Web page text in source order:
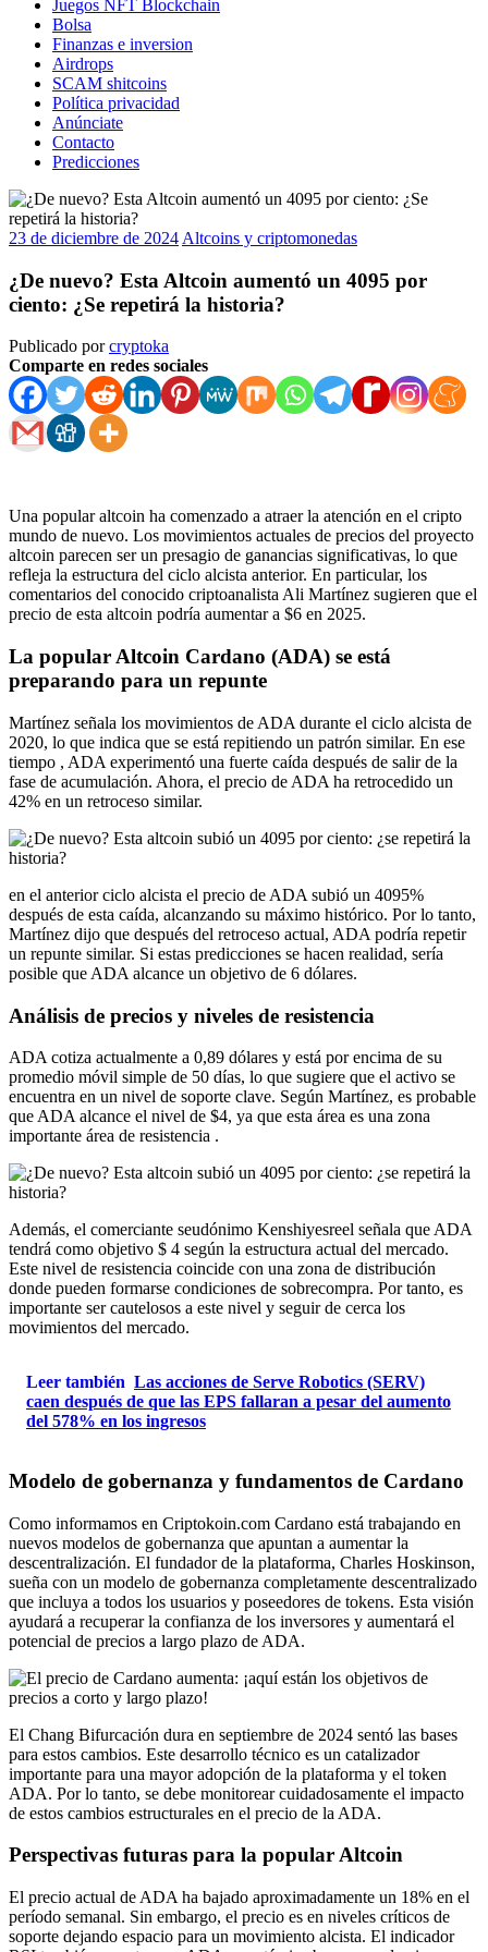
Juegos NFT Blockchain
Bolsa
Finanzas e inversion
Airdrops
SCAM shitcoins
Política privacidad
Anúnciate
Contacto
Predicciones
23 de diciembre de 2024 Altcoins y criptomonedas
¿De nuevo? Esta Altcoin aumentó un 4095 por
ciento: ¿Se repetirá la historia?
Publicado porcryptoka
Comparte en redes sociales
Una popular altcoin ha comenzado a atraer la atención en el cripto
mundo de nuevo. Los movimientos actuales de precios del proyecto
altcoin parecen ser un presagio de ganancias significativas, lo que
refleja la estructura del ciclo alcista anterior. En particular, los
comentarios del conocido criptoanalista Ali Martínez sugieren que el
precio de esta altcoin podría aumentar a $6 en 2025.
La popular Altcoin Cardano (ADA) se está
preparando para un repunte
Martínez señala los movimientos de ADA durante el ciclo alcista de
2020, lo que indica que se está repitiendo un patrón similar. En ese
tiempo , ADA experimentó una fuerte caída después de salir de la
fase de acumulación. Ahora, el precio de ADA ha retrocedido un
42% en un retroceso similar.
en el anteriorciclo alcista el precio de ADA subió un 4095%
después de esta caída, alcanzando su máximo histórico. Por lo tanto,
Martínez dijo que después del retroceso actual, ADA podría repetir
un repunte similar. Si estas predicciones se hacen realidad, sería
posible que ADA alcance un objetivo de 6 dólares.
Análisis de precios y niveles de resistencia
ADA cotiza actualmente a 0,89 dólares y está por encima de su
promedio móvil simple de 50 días, lo que sugiere que el activo se
encuentra en un nivel de soporte clave. Según Martínez, es probable
que ADA alcance el nivel de $4, ya que esta área es una zona
importante área de resistencia .
Además, el comerciante seudónimo Kenshiyesreel señala que ADA
tendrá como objetivo $ 4 según la estructura actual del mercado.
Este nivel de resistencia coincide con una zona de distribución
donde pueden formarse condiciones de sobrecompra. Por tanto, es
importante ser cautelosos a este nivel y seguir de cerca los
movimientos del mercado.
Leer también Las acciones de Serve Robotics (SERV)
caen después de que las EPS fallaran a pesar del aumento
del 578% en los ingresos
Modelo de gobernanza y fundamentos de Cardano
Como informamos en Criptokoin.com Cardano está trabajando en
nuevos modelos de gobernanza que apuntan a aumentar la
descentralización. El fundador de la plataforma, Charles Hoskinson,
sueña con un modelo de gobernanza completamente descentralizado
que incluya a todos los usuarios y poseedores de tokens. Esta visión
ayudará a recuperar la confianza de los inversores y aumentará el
potencial de precios a largo plazo de ADA.
El Chang Bifurcación dura en septiembre de 2024 sentó las bases
para estos cambios. Este desarrollo técnico es un catalizador
importante para una mayor adopción de la plataforma y el token
ADA. Por lo tanto, se debe monitorear cuidadosamente el impacto
de estos cambios estructurales en el precio de la ADA.
Perspectivas futuras para la popular Altcoin
El precio actual de ADA ha bajado aproximadamente un 18% en el
período semanal. Sin embargo, el precio es en niveles críticos de
soporte dejando espacio para un movimiento alcista. El indicador